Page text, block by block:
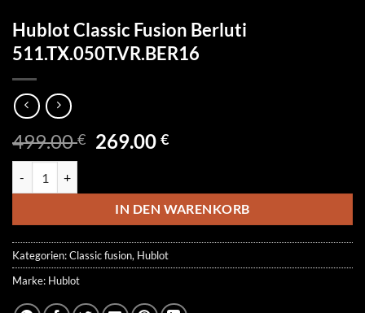
Hublot Classic Fusion Berluti
511.TX.050T.VR.BER16
499.00€ Ursprünglicher
499.00 €
269.00€Aktueller
269.00 €.
IN DEN WARENKORB
Kategorien:Classic fusion, Hublot
Marke: Hublot